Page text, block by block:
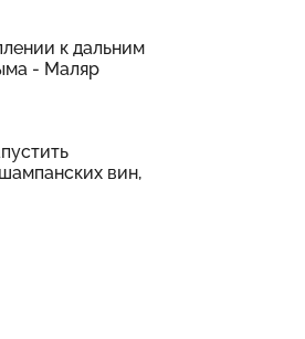
к дальним
- Маляр
вин,